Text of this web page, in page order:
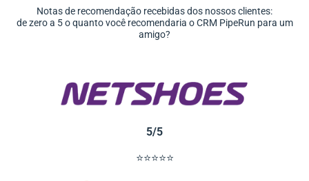
Notas de recomendação recebidas dos nossos clientes:
de zero a 5 o quanto você recomendaria o CRM PipeRun para um
amigo?
5/5
⭐⭐⭐⭐⭐